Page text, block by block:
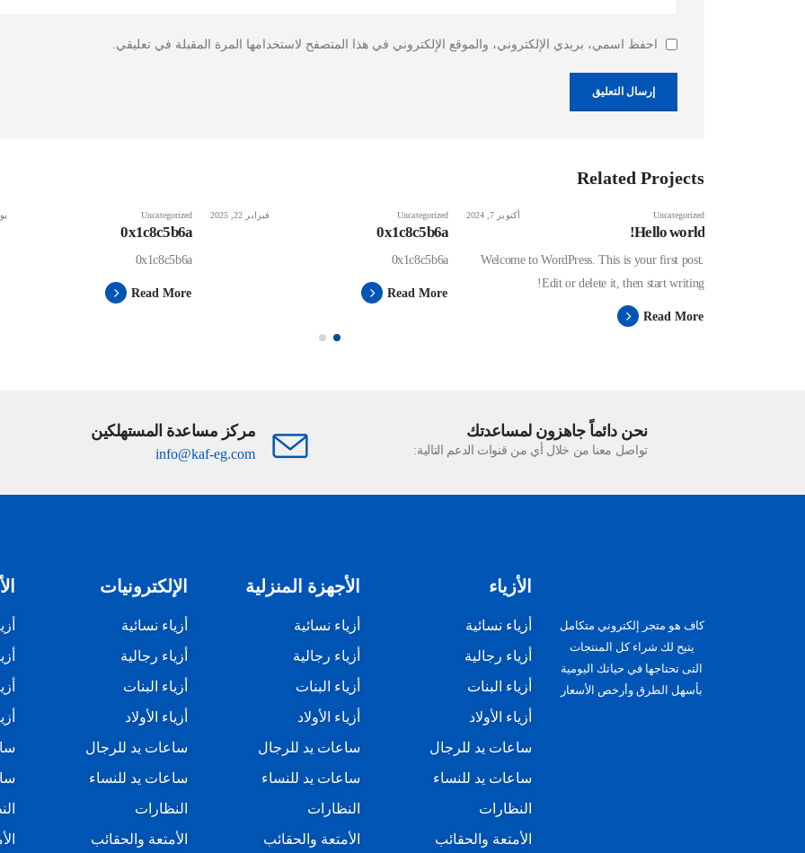
احفظ اسمي، بريدي الإلكتروني، والموقع الإلكتروني في هذا المتصفح لاستخدامها المرة المقبلة في تعليقي.
Related Projects
Uncategorized أكتوبر 7, 2024
Hello world!
Welcome to WordPress. This is your first post.
Edit or delete it, then start writing!
Read More
Uncategorized فبراير 22, 2025
0x1c8c5b6a
0x1c8c5b6a
Read More
Uncategorized
0x1c8c5b6a
0x1c8c5b6a
Read More
نحن دائماً جاهزون لمساعدتك
تواصل معنا من خلال أي من قنوات الدعم التالية:
مركز مساعدة المستهلكين
info@kaf-eg.com
كاف هو متجر إلكتروني متكامل
يتيح لك شراء كل المنتجات
التى تحتاجها في حياتك اليومية
بأسهل الطرق وأرخص الأسعار
الأزياء
أزياء نسائية
أزياء رجالية
أزياء البنات
أزياء الأولاد
ساعات يد للرجال
ساعات يد للنساء
النظارات
الأمتعة والحقائب
الأجهزة المنزلية
أزياء نسائية
أزياء رجالية
أزياء البنات
أزياء الأولاد
ساعات يد للرجال
ساعات يد للنساء
النظارات
الأمتعة والحقائب
الإلكترونيات
أزياء نسائية
أزياء رجالية
أزياء البنات
أزياء الأولاد
ساعات يد للرجال
ساعات يد للنساء
النظارات
الأمتعة والحقائب